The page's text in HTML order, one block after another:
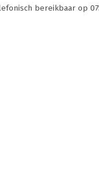
bereikbaar op